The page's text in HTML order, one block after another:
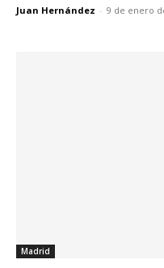
Juan Hernández - 9 de enero
Madrid